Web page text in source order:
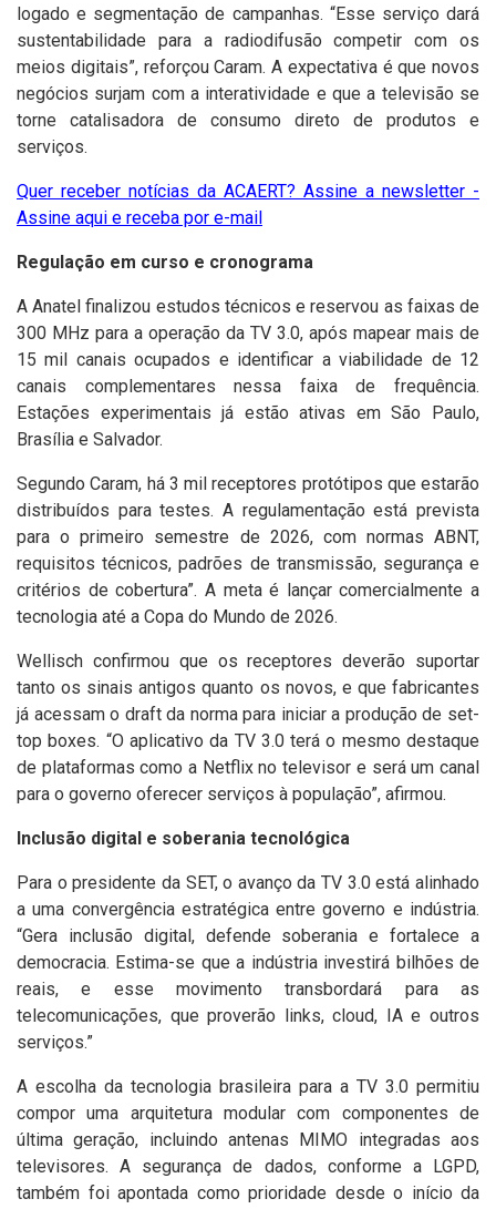
logado e segmentação de campanhas. “Esse serviço dará
sustentabilidade para a radiodifusão competir com os
meios digitais”, reforçou Caram. A expectativa é que novos
negócios surjam com a interatividade e que a televisão se
torne catalisadora de consumo direto de produtos e
serviços.
Quer receber notícias da ACAERT? Assine a newsletter -
Assine aqui e receba por e-mail
Regulação em curso e cronograma
A Anatel finalizou estudos técnicos e reservou as faixas de
300 MHz para a operação da TV 3.0, após mapear mais de
15 mil canais ocupados e identificar a viabilidade de 12
canais complementares nessa faixa de frequência.
Estações experimentais já estão ativas em São Paulo,
Brasília e Salvador.
Segundo Caram, há 3 mil receptores protótipos que estarão
distribuídos para testes. A regulamentação está prevista
para o primeiro semestre de 2026, com normas ABNT,
requisitos técnicos, padrões de transmissão, segurança e
critérios de cobertura”. A meta é lançar comercialmente a
tecnologia até a Copa do Mundo de 2026.
Wellisch confirmou que os receptores deverão suportar
tanto os sinais antigos quanto os novos, e que fabricantes
já acessam o draft da norma para iniciar a produção de set-
top boxes. “O aplicativo da TV 3.0 terá o mesmo destaque
de plataformas como a Netflix no televisor e será um canal
para o governo oferecer serviços à população”, afirmou.
Inclusão digital e soberania tecnológica
Para o presidente da SET, o avanço da TV 3.0 está alinhado
a uma convergência estratégica entre governo e indústria.
“Gera inclusão digital, defende soberania e fortalece a
democracia. Estima-se que a indústria investirá bilhões de
reais, e esse movimento transbordará para as
telecomunicações, que proverão links, cloud, IA e outros
serviços.”
A escolha da tecnologia brasileira para a TV 3.0 permitiu
compor uma arquitetura modular com componentes de
última geração, incluindo antenas MIMO integradas aos
televisores. A segurança de dados, conforme a LGPD,
também foi apontada como prioridade desde o início da